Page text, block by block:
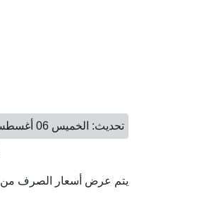
تحديث: الخميس 06 أغسطس 2026, 08:55 م ، الرباط - الخميس 06 أغسطس 2026, 10:55 م ، الكويت
يتم عرض أسعار الصرف من 4000 درهم مغربي ( MAD) إلى الدينار الكويتي ( KWD) وفقا لأحدث أسعار الصرف.